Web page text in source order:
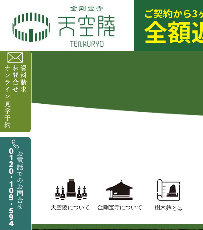
天空陵について 金剛宝寺について 樹木葬とは